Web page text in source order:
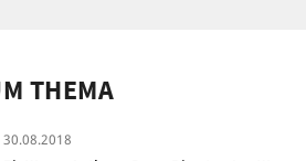
THEMA
30.08.2018